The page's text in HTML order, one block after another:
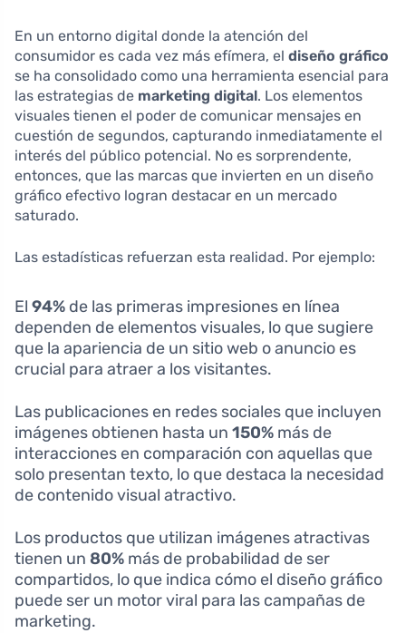
En un entorno digital donde la atención del
consumidor es cada vez más efímera, el diseño gráfico
se ha consolidado como una herramienta esencial para
las estrategias de marketing digital. Los elementos
visuales tienen el poder de comunicar mensajes en
cuestión de segundos, capturando inmediatamente el
interés del público potencial. No es sorprendente,
entonces, que las marcas que invierten en un diseño
gráfico efectivo logran destacar en un mercado
saturado.
Las estadísticas refuerzan esta realidad. Por ejemplo:
El 94% de las primeras impresiones en línea
dependen de elementos visuales, lo que sugiere
que la apariencia de un sitio web o anuncio es
crucial para atraer a los visitantes.
Las publicaciones en redes sociales que incluyen
imágenes obtienen hasta un 150% más de
interacciones en comparación con aquellas que
solo presentan texto, lo que destaca la necesidad
de contenido visual atractivo.
Los productos que utilizan imágenes atractivas
tienen un 80% más de probabilidad de ser
compartidos, lo que indica cómo el diseño gráfico
puede ser un motor viral para las campañas de
marketing.